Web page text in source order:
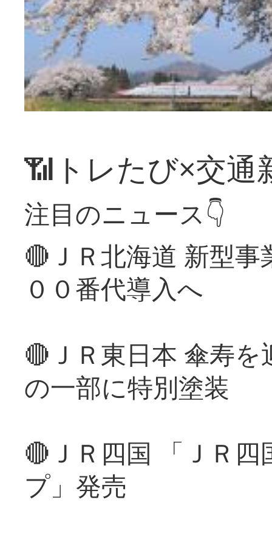
📶トレたび×交通
注目のニュース👇
🔴ＪＲ北海道 新型
００番代導入へ
🔴ＪＲ東日本 傘寿
の一部に特別塗装
🔴ＪＲ四国 「ＪＲ
プ」発売